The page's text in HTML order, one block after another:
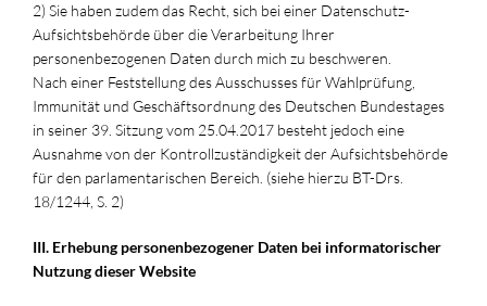
2) Sie haben zudem das Recht, sich bei einer Datenschutz-
Aufsichtsbehörde über die Verarbeitung Ihrer
personenbezogenen Daten durch mich zu beschweren.
Nach einer Feststellung des Ausschusses für Wahlprüfung,
Immunität und Geschäftsordnung des Deutschen Bundestages
in seiner 39. Sitzung vom 25.04.2017 besteht jedoch eine
Ausnahme von der Kontrollzuständigkeit der Aufsichtsbehörde
für den parlamentarischen Bereich. (siehe hierzu BT-Drs.
18/1244, S. 2)
III. Erhebung personenbezogener Daten bei informatorischer
Nutzung dieser Website